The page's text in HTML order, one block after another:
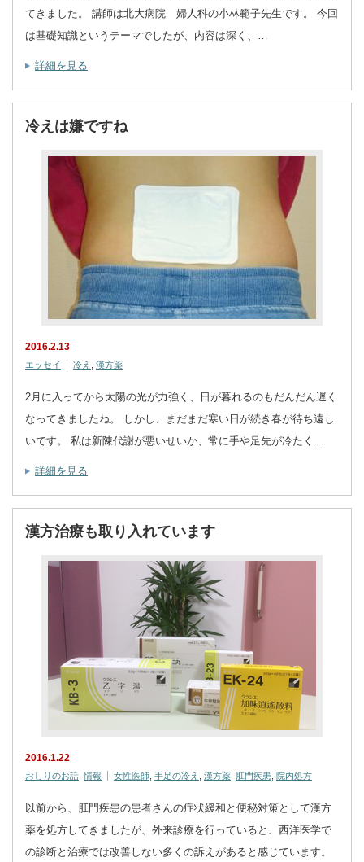
てきました。 講師は北大病院 婦人科の小林範子先生です。 今回
は基礎知識というテーマでしたが、内容は深く、…
詳細を見る
冷えは嫌ですね
2016.2.13
エッセイ 冷え 漢方薬
2月に入ってから太陽の光が力強く、日が暮れるのもだんだん遅く
なってきましたね。 しかし、まだまだ寒い日が続き春が待ち遠し
いです。 私は新陳代謝が悪いせいか、常に手や足先が冷たく…
詳細を見る
漢方治療も取り入れています
2016.1.22
おしりのお話 ,情報 女性医師 手足の冷え 漢方薬 肛門疾患 院内処方
以前から、肛門疾患の患者さんの症状緩和と便秘対策として漢方
薬を処方してきましたが、外来診療を行っていると、西洋医学で
の診断と治療では改善しない多くの訴えがあると感じています。